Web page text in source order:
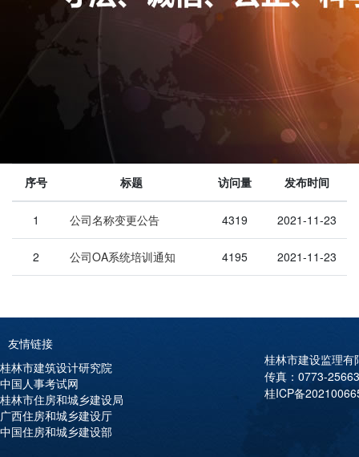
序号 标题 访问量 发布时间
1 公司名称变更公告 4319 2021-11-23
2 公司OA系统培训通知 4195 2021-11-23
友情链接
桂林市建筑设计研究院
中国人事考试网
桂林市住房和城乡建设局
广西住房和城乡建设厅
中国住房和城乡建设部
桂林市建设监理
传真：0773-
桂ICP备